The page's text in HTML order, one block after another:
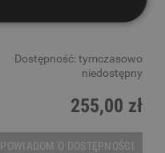
Dostępność: tymczasowo
niedostępny
255,00 zł
POWIADOM O DOSTĘPNOŚCI